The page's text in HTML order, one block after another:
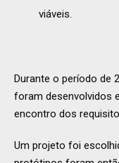
viáveis.
Durante o período de
foram desenvolvidos
encontro dos
Um projeto foi